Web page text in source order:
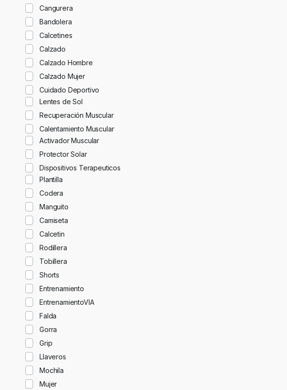
Cangurera
Bandolera
Calcetines
Calzado
Calzado Hombre
Calzado Mujer
Cuidado Deportivo
Lentes de Sol
Recuperación Muscular
Calentamiento Muscular
Activador Muscular
Protector Solar
Dispositivos Terapeuticos
Plantilla
Codera
Manguito
Camiseta
Calcetin
Rodillera
Tobillera
Shorts
Entrenamiento
EntrenamientoVIA
Falda
Gorra
Grip
Llaveros
Mochila
Mujer